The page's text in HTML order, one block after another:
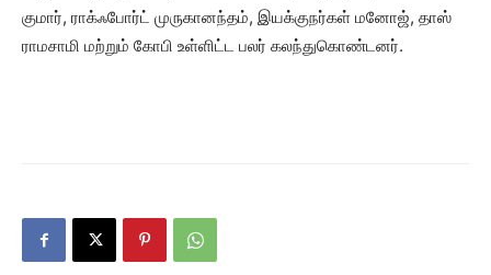
குமார், ராக்ஃபோர்ட் முருகானந்தம், இயக்குநர்கள் மனோஜ், தாஸ்
ராமசாமி மற்றும் கோபி உள்ளிட்ட பலர் கலந்துகொண்டனர்.